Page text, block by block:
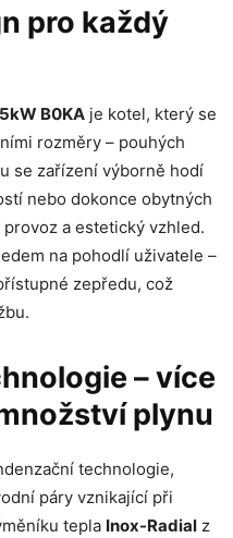
pro každý
B0KA je kotel, který se
rozměry – pouhých
se zařízení výborně hodí
nebo dokonce obytných
a estetický vzhled.
na pohodlí uživatele –
zepředu, což
– více
plynu
technologie,
páry vznikající při
tepla Inox-Radial z